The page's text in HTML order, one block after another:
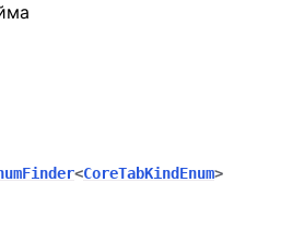
<CoreTabKindEnum>